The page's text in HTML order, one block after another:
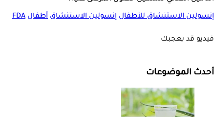
إنسولين الاستنشاق للأطفال إنسولين الاستنشاق أطفال FDA
فيديو قد يعجبك
أحدث الموضوعات